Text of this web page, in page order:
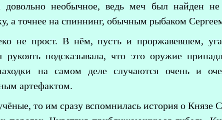
необычное, ведь меч был найден
а точнее на спиннинг, обычным рыбаком
не прост. В нём, пусть и проржавевшем,
рукоять подсказывала, что это оружие
на самом деле случаются очень и
артефактом.
то им сразу вспомнилась история о Князе